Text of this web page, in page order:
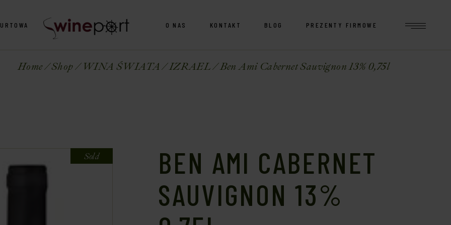
O NAS KONTAKT BLOG PREZENTY FIRMOWE
Home Shop WINA ŚWIATA IZRAEL Ben Ami Cabernet Sauvignon 13% 0,75l
Sold
BEN AMI CABERNET
SAUVIGNON 13%